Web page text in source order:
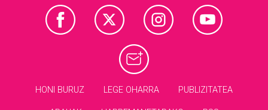
HONI BURUZ LEGE OHARRA PUBLIZITATEA